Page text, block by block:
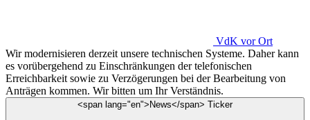
VdK vor Ort
Wir modernisieren derzeit unsere technischen Systeme. Daher kann
es vorübergehend zu Einschränkungen der telefonischen
Erreichbarkeit sowie zu Verzögerungen bei der Bearbeitung von
Anträgen kommen. Wir bitten um Ihr Verständnis.
<span lang="en">News</span> Ticker